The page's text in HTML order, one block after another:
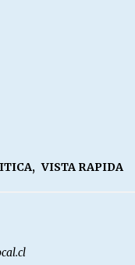
, VISTA RAPIDA